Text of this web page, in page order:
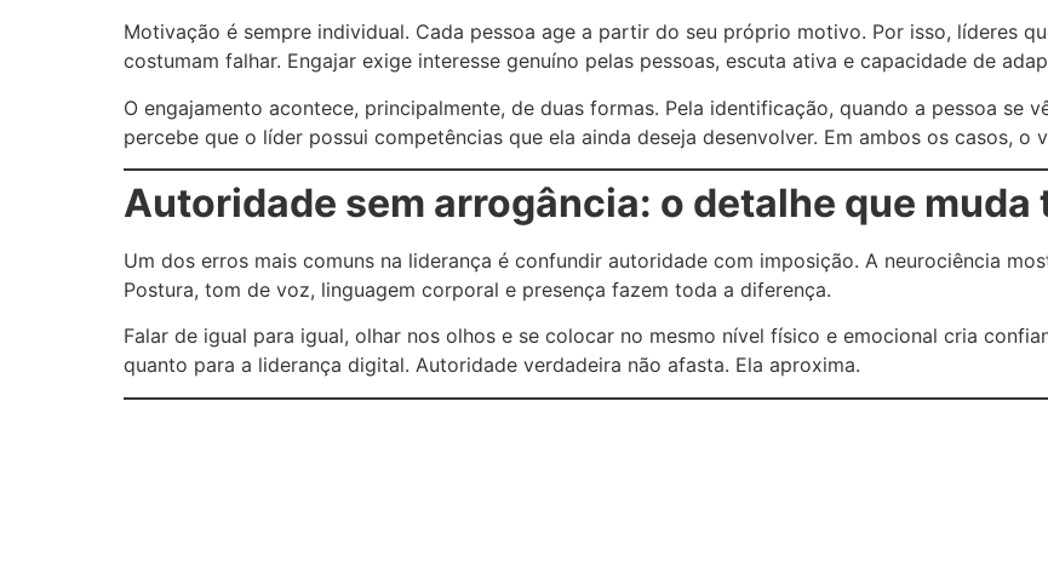
Motivação é sempre individual. Cada pessoa age a partir do seu próprio motivo. Por isso, líderes
costumam falhar. Engajar exige interesse genuíno pelas pessoas, escuta ativa e capacidade de
O engajamento acontece, principalmente, de duas formas. Pela identificação, quando a pessoa se
percebe que o líder possui competências que ela ainda deseja desenvolver. Em ambos os casos, o
Autoridade sem arrogância: o detalhe que muda
Um dos erros mais comuns na liderança é confundir autoridade com imposição. A neurociência
Postura, tom de voz, linguagem corporal e presença fazem toda a diferença.
Falar de igual para igual, olhar nos olhos e se colocar no mesmo nível físico e emocional cria
quanto para a liderança digital. Autoridade verdadeira não afasta. Ela aproxima.